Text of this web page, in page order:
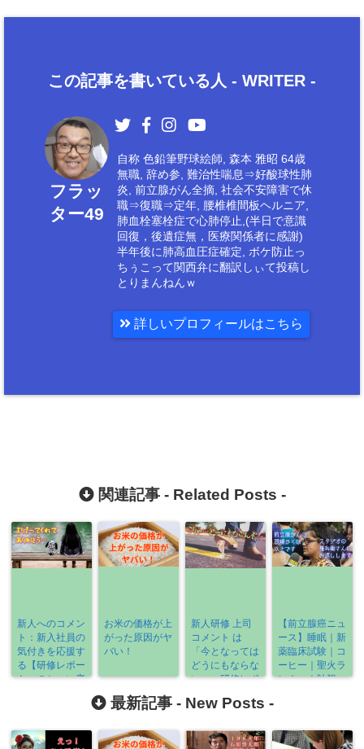
この記事を書いている人 - WRITER -
フラッ
ター49
自称 色鉛筆野球絵師, 森本 雅昭 64歳
無職, 辞め参, 難治性喘息⇒好酸球性肺
炎, 前立腺がん全摘, 社会不安障害で休
職⇒復職⇒定年, 腰椎椎間板ヘルニア,
肺血栓塞栓症で心肺停止,(半日で意識
回復，後遺症無，医療関係者に感謝)
半年後に肺高血圧症確定, ボケ防止っ
ちぅこって関西弁に翻訳しぃて投稿し
とりまんねんｗ
詳しいプロフィールはこちら
関連記事 - Related Posts -
新人へのコメン
ト：新入社員の
気付きを応援す
る【研修レポー
トへのちょい褒
お米の価格が上
がった原因がヤ
バい！
新人研修 上司
コメント は
「今となっては
どうにもならな
い」＞研修レポ
【前立腺癌ニュ
ース】睡眠｜新
薬臨床試験｜コ
ーヒー｜聖火ラ
ンナー｜訃報
最新記事 - New Posts -